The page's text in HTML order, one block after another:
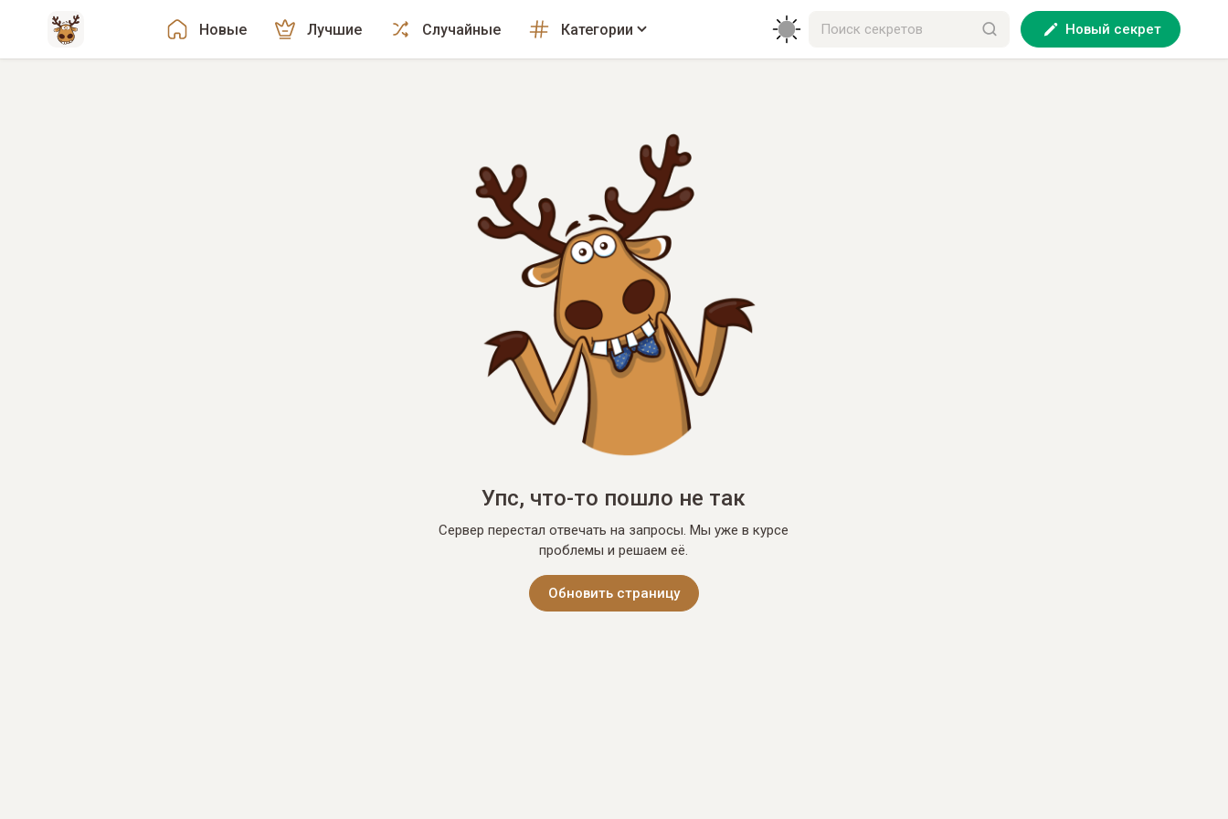
Новые Лучшие Случайные Категории Новый секрет
Упс, что-то пошло не так
Сервер перестал отвечать на запросы. Мы уже в курсе
проблемы и решаем её.
Обновить страницу